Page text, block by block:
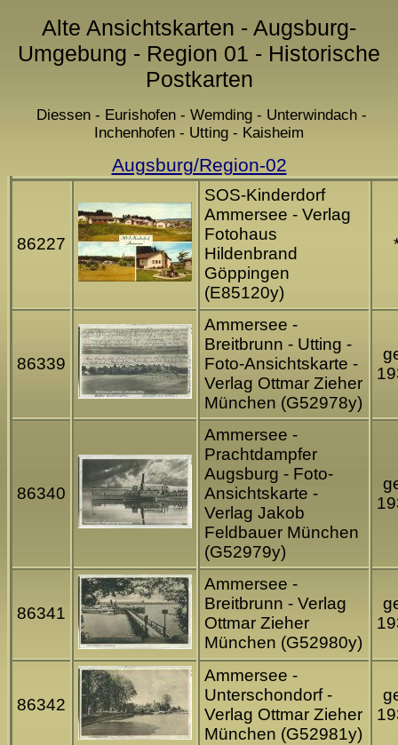
Alte Ansichtskarten - Augsburg-
Umgebung - Region 01 - Historische
Postkarten
Diessen - Eurishofen - Wemding - Unterwindach -
Inchenhofen - Utting - Kaisheim
Augsburg/Region-02
86227
SOS-Kinderdorf
Ammersee - Verlag
Fotohaus
Hildenbrand
Göppingen
(E85120y)
86339
Ammersee -
Breitbrunn - Utting -
Foto-Ansichtskarte -
Verlag Ottmar Zieher
München (G52978y)
86340
Ammersee -
Prachtdampfer
Augsburg - Foto-
Ansichtskarte -
Verlag Jakob
Feldbauer München
(G52979y)
86341
Ammersee -
Breitbrunn - Verlag
Ottmar Zieher
München (G52980y)
86342
Ammersee -
Unterschondorf -
Verlag Ottmar Zieher
München (G52981y)